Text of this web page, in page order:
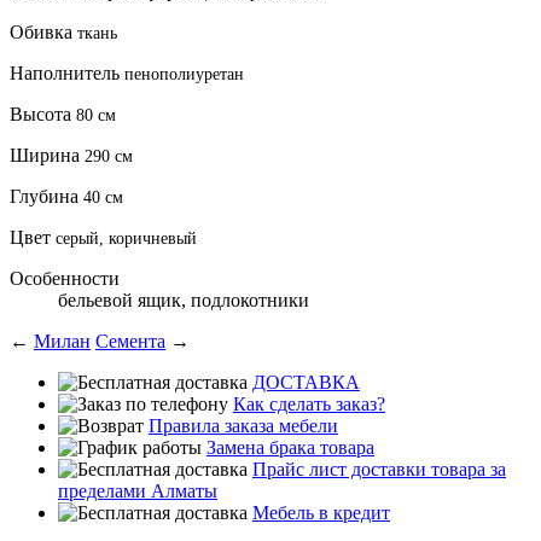
Обивка ткань
Наполнитель пенополиуретан
Высота 80 см
Ширина 290 см
Глубина 40 см
Цвет серый, коричневый
Особенности
бельевой ящик, подлокотники
← Милан Семента →
ДОСТАВКА
Как сделать заказ?
Правила заказа мебели
Замена брака товара
Прайс лист доставки товара за
пределами Алматы
Мебель в кредит